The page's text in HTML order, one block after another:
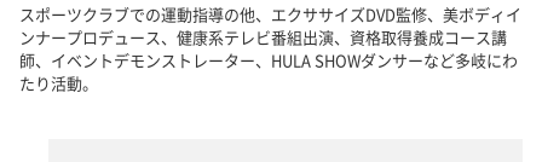
スポーツクラブでの運動指導の他、エクササイズDVD監修、美ボディイ
ンナープロデュース、健康系テレビ番組出演、資格取得養成コース講
師、イベントデモンストレーター、HULA SHOWダンサーなど多岐にわ
たり活動。